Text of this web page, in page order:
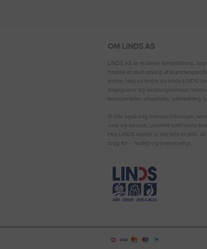
OM LINDS AS
LINDS AS er et dansk handelsfirma,
bestille et stort udvalg af
online. Hos os finder du både LINDS′
dagligvarer og landbrugsartikler, samt
kontorartikler, arbejdstøj, beklædning
Vi står også bag brandet Lincozym,
vask og opvask, udviklet med omhu
Hos LINDS samler vi det hele ét sted,
brug for – hurtigt og overskueligt.